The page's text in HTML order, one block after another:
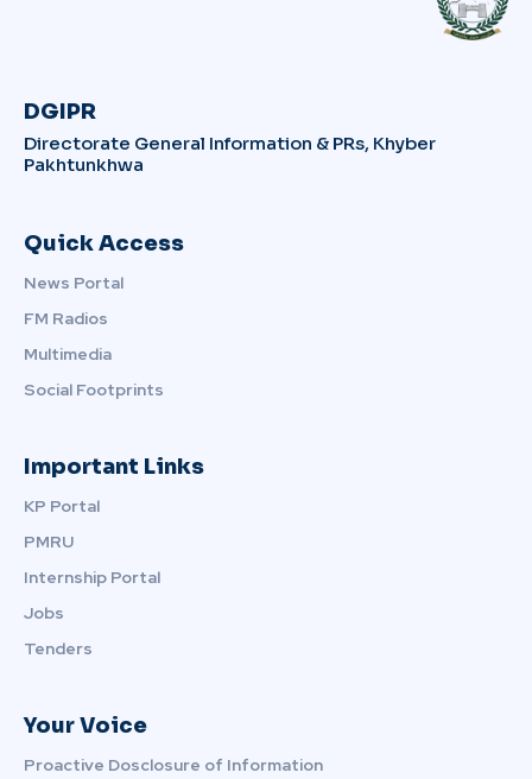
DGIPR
Directorate General Information & PRs, Khyber
Pakhtunkhwa
Quick Access
News Portal
FM Radios
Multimedia
Social Footprints
Important Links
KP Portal
PMRU
Internship Portal
Jobs
Tenders
Your Voice
Proactive Dosclosure of Information